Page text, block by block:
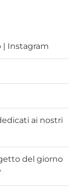
| Instagram
ai nostri
del giorno